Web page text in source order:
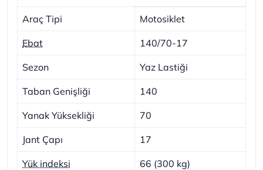
Araç Tipi Motosiklet
Ebat 140/70-17
Sezon Yaz Lastiği
Taban Genişliği 140
Yanak Yüksekliği 70
Jant Çapı 17
Yük indeksi 66 (300 kg)